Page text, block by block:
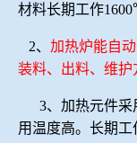
材料长期工作
2、 加热炉能自
装料、出料、维护
3、加热元件
用温度高。长期